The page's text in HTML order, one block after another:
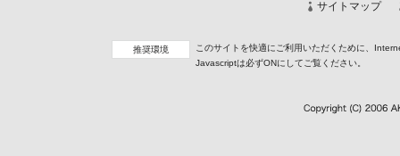
サイトマップ
推奨環境
このサイトを快適にご利用いただくために、
Javascriptは必ずONにしてご覧ください。